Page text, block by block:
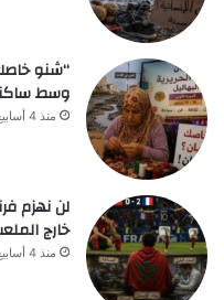
“شنو
وسط ساكنة
منذ 4 أسابيع
لن نهزم
خارج
منذ 4 أسابيع